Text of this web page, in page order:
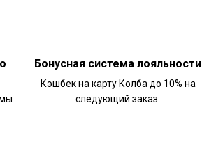
Бонусная система лояльности
Кэшбек на карту Колба до 10% на
следующий заказ.